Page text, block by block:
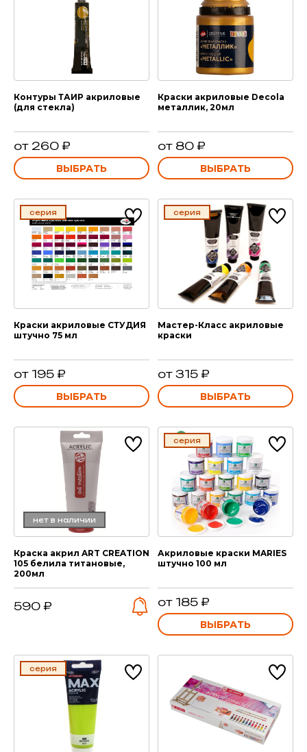
Контуры ТАИР акриловые
(для стекла)
от 260 ₽
ВЫБРАТЬ
Краски акриловые Decola
металлик, 20мл
от 80 ₽
ВЫБРАТЬ
серия
Краски акриловые СТУДИЯ
штучно 75 мл
от 195 ₽
ВЫБРАТЬ
серия
Мастер-Класс акриловые
краски
от 315 ₽
ВЫБРАТЬ
нет в наличии
Краска акрил ART CREATION
105 белила титановые,
200мл
590 ₽
серия
Акриловые краски MARIES
штучно 100 мл
от 185 ₽
ВЫБРАТЬ
серия